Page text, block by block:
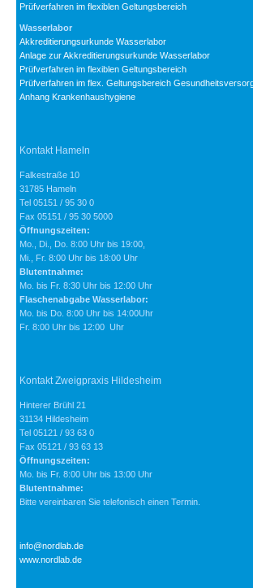
Prüfverfahren im flexiblen Geltungsbereich
Wasserlabor
Akkreditierungsurkunde Wasserlabor
Anlage zur Akkreditierungsurkunde Wasserlabor
Prüfverfahren im flexiblen Geltungsbereich
Prüfverfahren im flex. Geltungsbereich
Anhang Krankenhaushygiene
Kontakt Hameln
Falkestraße 10
31785 Hameln
Tel 05151 / 95 30 0
Fax 05151 / 95 30 5000
Öffnungszeiten:
Mo., Di., Do. 8:00 Uhr bis 19:00,
Mi., Fr. 8:00 Uhr bis 18:00 Uhr
Blutentnahme:
Mo. bis Fr. 8:30 Uhr bis 12:00 Uhr
Flaschenabgabe Wasserlabor:
Mo. bis Do. 8:00 Uhr bis 14:00Uhr
Fr. 8:00 Uhr bis 12:00 Uhr
Kontakt Zweigpraxis Hildesheim
Hinterer Brühl 21
31134 Hildesheim
Tel 05121 / 93 63 0
Fax 05121 / 93 63 13
Öffnungszeiten:
Mo. bis Fr. 8:00 Uhr bis 13:00 Uhr
Blutentnahme:
Bitte vereinbaren Sie telefonisch einen Termin.
info@nordlab.de
www.nordlab.de